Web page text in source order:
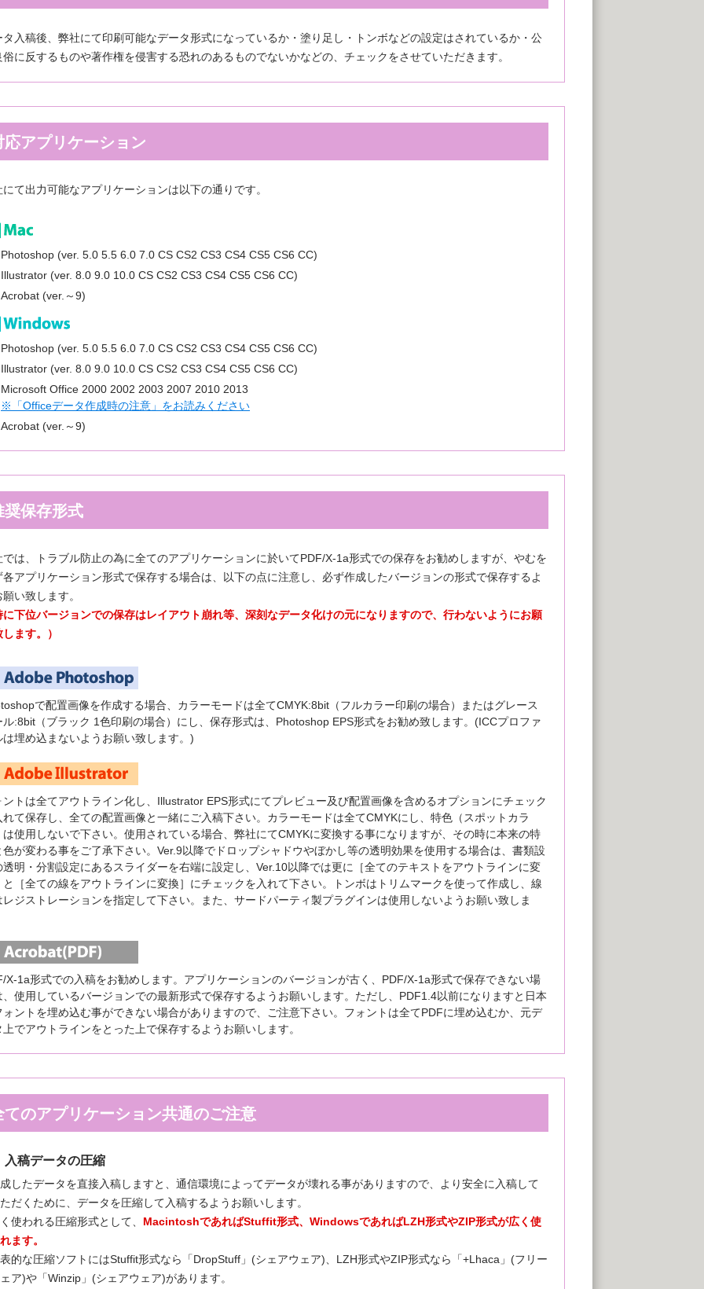
タ入稿後、弊社にて印刷可能なデータ形式になっているか・塗り足し・トンボなどの設定はされているか・公
俗に反するものや著作権を侵害する恐れのあるものでないかなどの、チェックをさせていただきます。
応アプリケーション
にて出力可能なアプリケーションは以下の通りです。
Photoshop (ver. 5.0 5.5 6.0 7.0 CS CS2 CS3 CS4 CS5 CS6 CC)
Illustrator (ver. 8.0 9.0 10.0 CS CS2 CS3 CS4 CS5 CS6 CC)
Acrobat (ver.～9)
Photoshop (ver. 5.0 5.5 6.0 7.0 CS CS2 CS3 CS4 CS5 CS6 CC)
Illustrator (ver. 8.0 9.0 10.0 CS CS2 CS3 CS4 CS5 CS6 CC)
Microsoft Office 2000 2002 2003 2007 2010 2013
※「Officeデータ作成時の注意」をお読みください
Acrobat (ver.～9)
奨保存形式
では、トラブル防止の為に全てのアプリケーションに於いてPDF/X-1a形式での保存をお勧めしますが、やむを
各アプリケーション形式で保存する場合は、以下の点に注意し、必ず作成したバージョンの形式で保存するよ
い致します。
に下位バージョンでの保存はレイアウト崩れ等、深刻なデータ化けの元になりますので、行わないようにお願
ます。）
で配置画像を作成する場合、カラーモードは全てCMYK:8bit（フルカラー印刷の場合）またはグレース
ル:8bit（ブラック 1色印刷の場合）にし、保存形式は、Photoshop EPS形式をお勧め致します。(ICCプロファ
は埋め込まないようお願い致します。)
ントは全てアウトライン化し、Illustrator EPS形式にてプレビュー及び配置画像を含めるオプションにチェック
れて保存し、全ての配置画像と一緒にご入稿下さい。カラーモードは全てCMYKにし、特色（スポットカラ
は使用しないで下さい。使用されている場合、弊社にてCMYKに変換する事になりますが、その時に本来の特
色が変わる事をご了承下さい。Ver.9以降でドロップシャドウやぼかし等の透明効果を使用する場合は、書類設
透明・分割設定にあるスライダーを右端に設定し、Ver.10以降では更に［全てのテキストをアウトラインに変
と［全ての線をアウトラインに変換］にチェックを入れて下さい。トンボはトリムマークを使って作成し、線
レジストレーションを指定して下さい。また、サードパーティ製プラグインは使用しないようお願い致しま
X-1a形式での入稿をお勧めします。アプリケーションのバージョンが古く、PDF/X-1a形式で保存できない場
、使用しているバージョンでの最新形式で保存するようお願いします。ただし、PDF1.4以前になりますと日本
ォントを埋め込む事ができない場合がありますので、ご注意下さい。フォントは全てPDFに埋め込むか、元デ
上でアウトラインをとった上で保存するようお願いします。
てのアプリケーション共通のご注意
入稿データの圧縮
したデータを直接入稿しますと、通信環境によってデータが壊れる事がありますので、より安全に入稿して
だくために、データを圧縮して入稿するようお願いします。
使われる圧縮形式として、 MacintoshであればStuffit形式、WindowsであればLZH形式やZIP形式が広く使
ます。
的な圧縮ソフトにはStuffit形式なら「DropStuff」(シェアウェア)、LZH形式やZIP形式なら「+Lhaca」(フリー
ア)や「Winzip」(シェアウェア)があります。
～